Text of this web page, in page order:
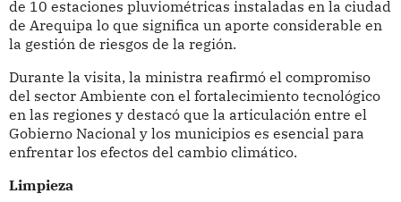
de 10 estaciones pluviométricas instaladas en la ciudad
de Arequipa lo que significa un aporte considerable en
la gestión de riesgos de la región.
Durante la visita, la ministra reafirmó el compromiso
del sector Ambiente con el fortalecimiento tecnológico
en las regiones y destacó que la articulación entre el
Gobierno Nacional y los municipios es esencial para
enfrentar los efectos del cambio climático.
Limpieza